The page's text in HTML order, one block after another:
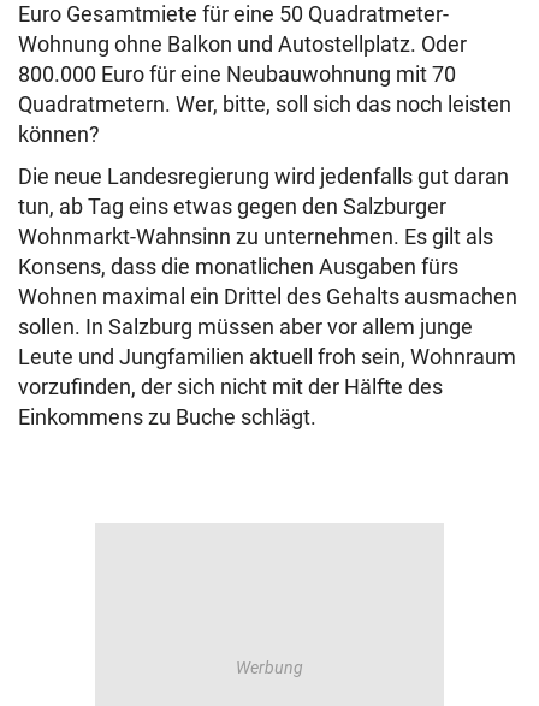
Euro Gesamtmiete für eine 50 Quadratmeter-
Wohnung ohne Balkon und Autostellplatz. Oder
800.000 Euro für eine Neubauwohnung mit 70
Quadratmetern. Wer, bitte, soll sich das noch leisten
können?
Die neue Landesregierung wird jedenfalls gut daran
tun, ab Tag eins etwas gegen den Salzburger
Wohnmarkt-Wahnsinn zu unternehmen. Es gilt als
Konsens, dass die monatlichen Ausgaben fürs
Wohnen maximal ein Drittel des Gehalts ausmachen
sollen. In Salzburg müssen aber vor allem junge
Leute und Jungfamilien aktuell froh sein, Wohnraum
vorzufinden, der sich nicht mit der Hälfte des
Einkommens zu Buche schlägt.